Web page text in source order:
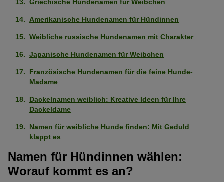
Griechische Hundenamen für Weibchen
Amerikanische Hundenamen für Hündinnen
Weibliche russische Hundenamen mit Charakter
Japanische Hundenamen für Weibchen
Französische Hundenamen für die feine Hunde-
Madame
Dackelnamen weiblich: Kreative Ideen für Ihre
Dackeldame
Namen für weibliche Hunde finden: Mit Geduld
klappt es
Namen für Hündinnen wählen:
Worauf kommt es an?